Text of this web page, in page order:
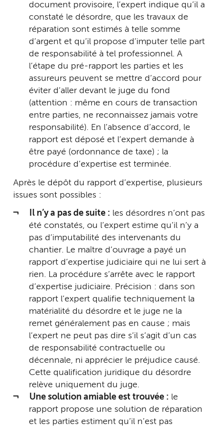
document provisoire, l’expert indique qu’il a
constaté le désordre, que les travaux de
réparation sont estimés à telle somme
d’argent et qu’il propose d’imputer telle part
de responsabilité à tel professionnel. A
l’étape du pré-rapport les parties et les
assureurs peuvent se mettre d’accord pour
éviter d’aller devant le juge du fond
(attention : même en cours de transaction
entre parties, ne reconnaissez jamais votre
responsabilité). En l’absence d’accord, le
rapport est déposé et l’expert demande à
être payé (ordonnance de taxe) ; la
procédure d’expertise est terminée.
Après le dépôt du rapport d’expertise, plusieurs
issues sont possibles :
Il n’y a pas de suite : les désordres n’ont pas
été constatés, ou l’expert estime qu’il n’y a
pas d’imputabilité des intervenants du
chantier. Le maître d’ouvrage a payé un
rapport d’expertise judiciaire qui ne lui sert à
rien. La procédure s’arrête avec le rapport
d’expertise judiciaire. Précision : dans son
rapport l’expert qualifie techniquement la
matérialité du désordre et le juge ne la
remet généralement pas en cause ; mais
l’expert ne peut pas dire s’il s’agit d’un cas
de responsabilité contractuelle ou
décennale, ni apprécier le préjudice causé.
Cette qualification juridique du désordre
relève uniquement du juge.
Une solution amiable est trouvée : le
rapport propose une solution de réparation
et les parties estiment qu’il n’est pas